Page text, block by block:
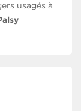
usagés à